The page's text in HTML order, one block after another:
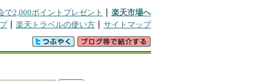
で2,000ポイントプレゼント
楽天市場へ
楽天トラベルの使い方 サイトマップ